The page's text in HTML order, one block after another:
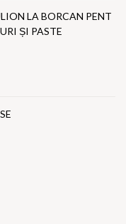
LA BORCAN PENT
ȘI PASTE